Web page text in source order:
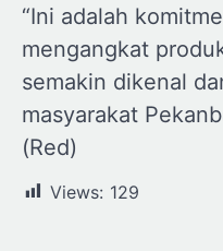
“Ini adalah
mengangkat
semakin dikenal
masyarakat
(Red)
Views: 129